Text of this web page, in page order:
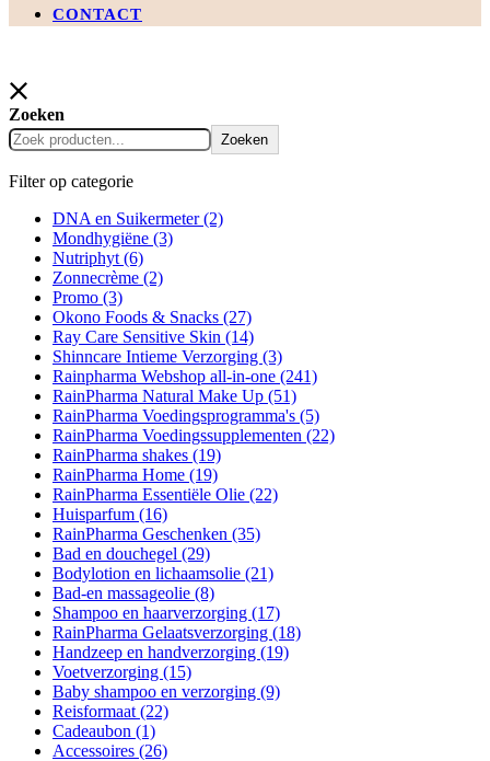
CONTACT
Zoeken
Zoeken
Filter op categorie
DNA en Suikermeter(2)
Mondhygiëne (3)
Nutriphyt (6)
Zonnecrème (2)
Promo (3)
Okono Foods & Snacks (27)
Ray Care Sensitive Skin (14)
Shinncare Intieme Verzorging (3)
Rainpharma Webshop all-in-one (241)
RainPharma Natural Make Up (51)
RainPharma Voedingsprogramma's (5)
RainPharma Voedingssupplementen (22)
RainPharma shakes (19)
RainPharma Home (19)
RainPharma Essentiële Olie (22)
Huisparfum (16)
RainPharma Geschenken (35)
Bad en douchegel (29)
Bodylotion en lichaamsolie (21)
Bad-en massageolie (8)
Shampoo en haarverzorging (17)
RainPharma Gelaatsverzorging (18)
Handzeep en handverzorging (19)
Voetverzorging (15)
Baby shampoo en verzorging (9)
Reisformaat (22)
Cadeaubon (1)
Accessoires (26)